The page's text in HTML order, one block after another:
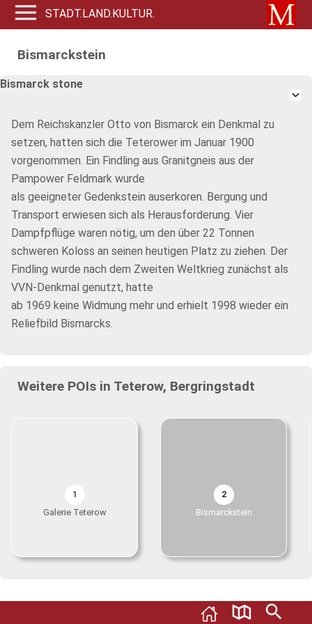
STADT.LAND.KULTUR.
Bismarckstein
Bismarck stone
Dem Reichskanzler Otto von Bismarck ein Denkmal zu
setzen, hatten sich die Teterower im Januar 1900
vorgenommen. Ein Findling aus Granitgneis aus der
Pampower Feldmark wurde
als geeigneter Gedenkstein auserkoren. Bergung und
Transport erwiesen sich als Herausforderung. Vier
Dampfpflüge waren nötig, um den über 22 Tonnen
schweren Koloss an seinen heutigen Platz zu ziehen. Der
Findling wurde nach dem Zweiten Weltkrieg zunächst als
VVN-Denkmal genutzt, hatte
ab 1969 keine Widmung mehr und erhielt 1998 wieder ein
Reliefbild Bismarcks.
Weitere POIs in Teterow, Bergringstadt
1
Galerie Teterow
2
Bismarckstein